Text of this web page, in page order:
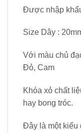
Được nhập
Size Dây :
Với màu chủ
Đỏ, Cam
Khóa xỏ chất
hay bong tróc.
Đây là một kiểu